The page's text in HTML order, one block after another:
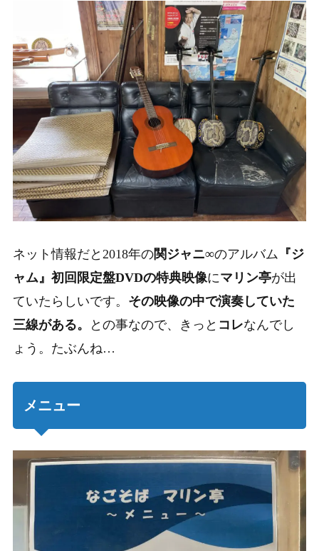
ネット情報だと 2018年の関ジャニ∞のアルバム 『ジ
ャム』初回限定盤DVDの特典映像にマリン亭が出
ていたらしいです。 その映像の中で演奏していた
三線がある。
との事なので、きっと コレなんでし
ょう。たぶんね…
メニュー